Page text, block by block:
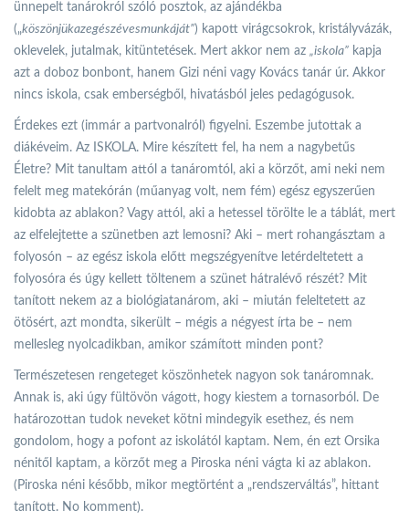
ünnepelt tanárokról szóló posztok, az ajándékba
(„köszönjükazegészévesmunkáját”) kapott virágcsokrok, kristályvázák,
oklevelek, jutalmak, kitüntetések. Mert akkor nem az „iskola” kapja
azt a doboz bonbont, hanem Gizi néni vagy Kovács tanár úr. Akkor
nincs iskola, csak emberségből, hivatásból jeles pedagógusok.
Érdekes ezt (immár a partvonalról) figyelni. Eszembe jutottak a
diákéveim. Az ISKOLA. Mire készített fel, ha nem a nagybetűs
Életre? Mit tanultam attól a tanáromtól, aki a körzőt, ami neki nem
felelt meg matekórán (műanyag volt, nem fém) egész egyszerűen
kidobta az ablakon? Vagy attól, aki a hetessel törölte le a táblát, mert
az elfelejtette a szünetben azt lemosni? Aki – mert rohangásztam a
folyosón – az egész iskola előtt megszégyenítve letérdeltetett a
folyosóra és úgy kellett töltenem a szünet hátralévő részét? Mit
tanított nekem az a biológiatanárom, aki – miután feleltetett az
ötösért, azt mondta, sikerült – mégis a négyest írta be – nem
mellesleg nyolcadikban, amikor számított minden pont?
Természetesen rengeteget köszönhetek nagyon sok tanáromnak.
Annak is, aki úgy fültövön vágott, hogy kiestem a tornasorból. De
határozottan tudok neveket kötni mindegyik esethez, és nem
gondolom, hogy a pofont az iskolától kaptam. Nem, én ezt Orsika
nénitől kaptam, a körzőt meg a Piroska néni vágta ki az ablakon.
(Piroska néni később, mikor megtörtént a „rendszerváltás”, hittant
tanított. No komment).